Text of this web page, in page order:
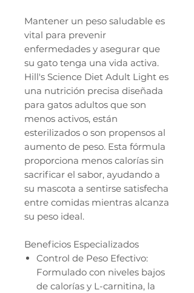
Mantener un peso saludable es
vital para prevenir
enfermedades y asegurar que
su gato tenga una vida activa.
Hill's Science Diet Adult Light es
una nutrición precisa diseñada
para gatos adultos que son
menos activos, están
esterilizados o son propensos al
aumento de peso. Esta fórmula
proporciona menos calorías sin
sacrificar el sabor, ayudando a
su mascota a sentirse satisfecha
entre comidas mientras alcanza
su peso ideal.
Beneficios Especializados
Control de Peso Efectivo:
Formulado con niveles bajos
de calorías y L-carnitina, la